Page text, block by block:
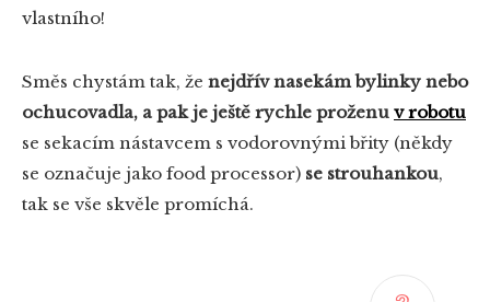
vlastního!
Směs chystám tak, že nejdřív nasekám bylinky nebo
ochucovadla, a pak je ještě rychle proženu v robotu
se sekacím nástavcem s vodorovnými břity (někdy
se označuje jako food processor) se strouhankou,
tak se vše skvěle promíchá.